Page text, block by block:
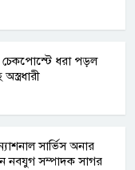
চেকপোস্টে ধরা পড়ল
সার্ভিস অনার
নবযুগ সম্পাদক সাগর